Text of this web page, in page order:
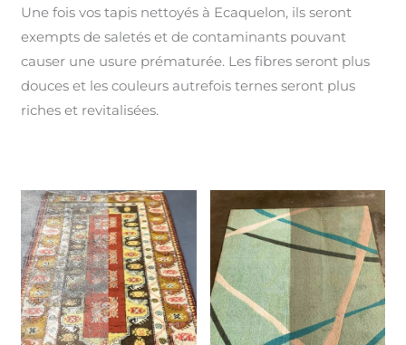
Une fois vos tapis nettoyés à Ecaquelon, ils seront
exempts de saletés et de contaminants pouvant
causer une usure prématurée. Les fibres seront plus
douces et les couleurs autrefois ternes seront plus
riches et revitalisées.